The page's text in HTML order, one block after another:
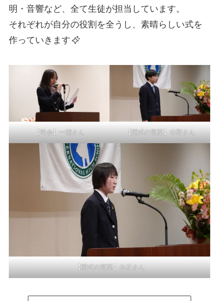
明・音響など、全て生徒が担当しています。
それぞれが自分の役割を全うし、素晴らしい式を
作っていきます
【司会】一瀬さん 【開式の言葉】水野さん
【閉式の言葉】白石さん